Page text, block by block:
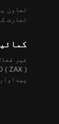
تجارت